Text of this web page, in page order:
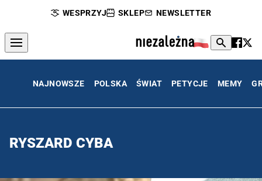
WESPRZYJ SKLEP NEWSLETTER
NAJNOWSZE POLSKA ŚWIAT PETYCJE MEMY
RYSZARD CYBA